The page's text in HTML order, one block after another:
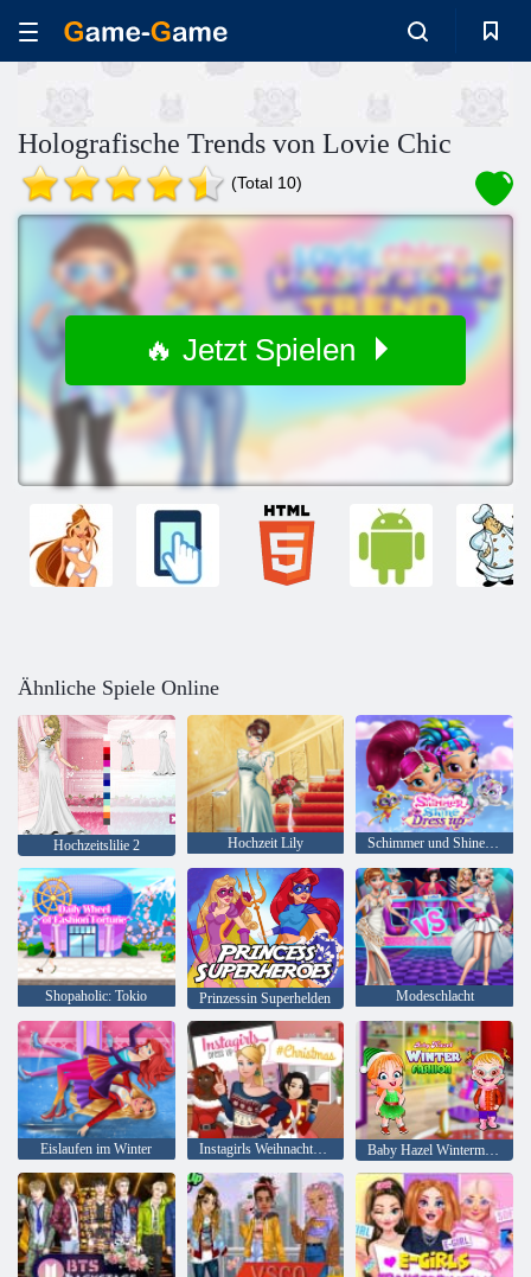
Holografische Trends von Lovie Chic
(Total 10)
🔥 Jetzt Spielen
Ähnliche Spiele Online
Hochzeitslilie 2 Hochzeit Lily Schimmer und Shine Dress up
Shopaholic: Tokio Prinzessin Superhelden Modeschlacht
Eislaufen im Winter Instagirls Weihnachtskleid Baby Hazel Wintermode